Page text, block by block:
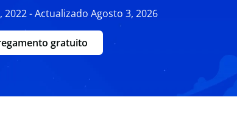
- Actualizado Agosto 3, 2026
gratuito